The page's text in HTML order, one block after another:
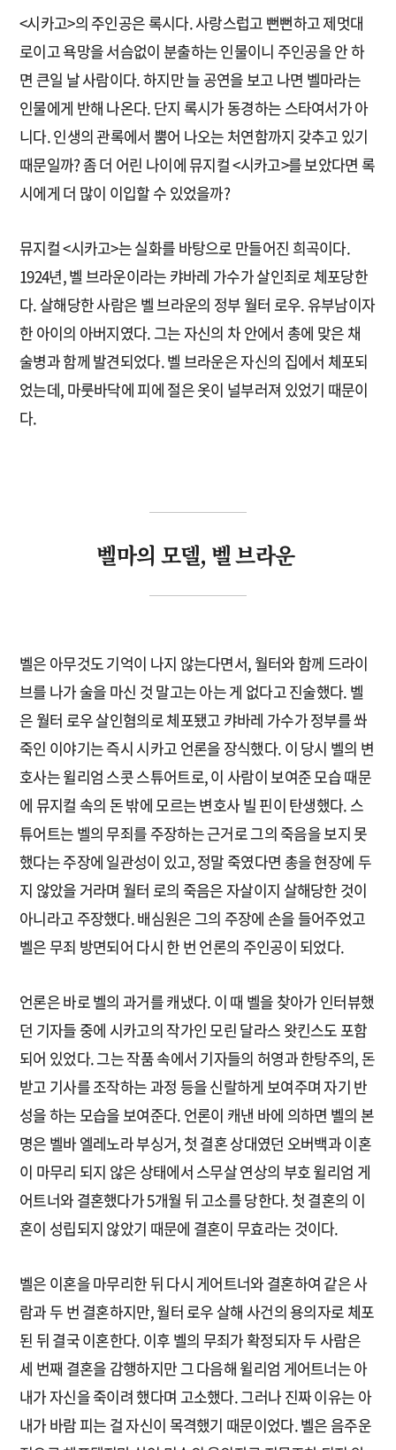
<시카고>의 주인공은 록시다. 사랑스럽고 뻔뻔하고 제멋대
로이고 욕망을 서슴없이 분출하는 인물이니 주인공을 안 하
면 큰일 날 사람이다. 하지만 늘 공연을 보고 나면 벨마라는
인물에게 반해 나온다. 단지 록시가 동경하는 스타여서가 아
니다. 인생의 관록에서 뿜어 나오는 처연함까지 갖추고 있기
때문일까? 좀 더 어린 나이에 뮤지컬 <시카고>를 보았다면 록
시에게 더 많이 이입할 수 있었을까?
뮤지컬 <시카고>는 실화를 바탕으로 만들어진 희곡이다.
1924년, 벨 브라운이라는 캬바레 가수가 살인죄로 체포당한
다. 살해당한 사람은 벨 브라운의 정부 월터 로우. 유부남이자
한 아이의 아버지였다. 그는 자신의 차 안에서 총에 맞은 채
술병과 함께 발견되었다. 벨 브라운은 자신의 집에서 체포되
었는데, 마룻바닥에 피에 절은 옷이 널부러져 있었기 때문이
다.
벨마의 모델, 벨 브라운
벨은 아무것도 기억이 나지 않는다면서, 월터와 함께 드라이
브를 나가 술을 마신 것 말고는 아는 게 없다고 진술했다. 벨
은 월터 로우 살인혐의로 체포됐고 캬바레 가수가 정부를 쏴
죽인 이야기는 즉시 시카고 언론을 장식했다. 이 당시 벨의 변
호사는 윌리엄 스콧 스튜어트로, 이 사람이 보여준 모습 때문
에 뮤지컬 속의 돈 밖에 모르는 변호사 빌 핀이 탄생했다. 스
튜어트는 벨의 무죄를 주장하는 근거로 그의 죽음을 보지 못
했다는 주장에 일관성이 있고, 정말 죽였다면 총을 현장에 두
지 않았을 거라며 월터 로의 죽음은 자살이지 살해당한 것이
아니라고 주장했다. 배심원은 그의 주장에 손을 들어주었고
벨은 무죄 방면되어 다시 한 번 언론의 주인공이 되었다.
언론은 바로 벨의 과거를 캐냈다. 이 때 벨을 찾아가 인터뷰했
던 기자들 중에 시카고의 작가인 모린 달라스 왓킨스도 포함
되어 있었다. 그는 작품 속에서 기자들의 허영과 한탕주의, 돈
받고 기사를 조작하는 과정 등을 신랄하게 보여주며 자기 반
성을 하는 모습을 보여준다. 언론이 캐낸 바에 의하면 벨의 본
명은 벨바 엘레노라 부싱거, 첫 결혼 상대였던 오버백과 이혼
이 마무리 되지 않은 상태에서 스무살 연상의 부호 윌리엄 게
어트너와 결혼했다가 5개월 뒤 고소를 당한다. 첫 결혼의 이
혼이 성립되지 않았기 때문에 결혼이 무효라는 것이다.
벨은 이혼을 마무리한 뒤 다시 게어트너와 결혼하여 같은 사
람과 두 번 결혼하지만, 월터 로우 살해 사건의 용의자로 체포
된 뒤 결국 이혼한다. 이후 벨의 무죄가 확정되자 두 사람은
세 번째 결혼을 감행하지만 그 다음해 윌리엄 게어트너는 아
내가 자신을 죽이려 했다며 고소했다. 그러나 진짜 이유는 아
내가 바람 피는 걸 자신이 목격했기 때문이었다. 벨은 음주운